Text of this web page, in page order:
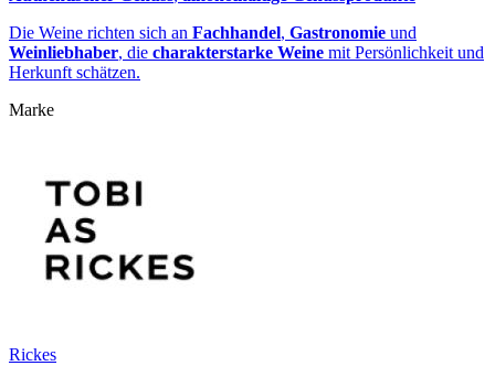
Die Weine richten sich an Fachhandel, Gastronomie und
Weinliebhaber, die charakterstarke Weine mit Persönlichkeit und
Herkunft schätzen.
Marke
Rickes